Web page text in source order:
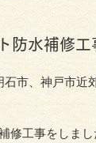
防水補修工
市、神戸市近
修工事をしまし